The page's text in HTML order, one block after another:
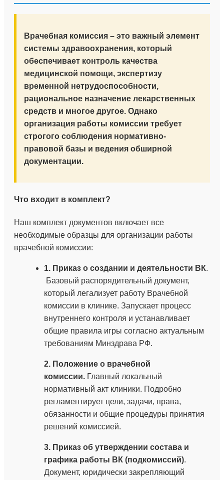
Врачебная комиссия – это важный элемент
системы здравоохранения, который
обеспечивает контроль качества
медицинской помощи, экспертизу
временной нетрудоспособности,
рациональное назначение лекарственных
средств и многое другое. Однако
организация работы комиссии требует
строгого соблюдения нормативно-
правовой базы и ведения обширной
документации.
Что входит в комплект?
Наш комплект документов включает все
необходимые образцы для организации работы
врачебной комиссии:
1. Приказ о создании и деятельности ВК.
Базовый распорядительный документ,
который легализует работу Врачебной
комиссии в клинике. Запускает процесс
внутреннего контроля и устанавливает
общие правила игры согласно актуальным
требованиям Минздрава РФ.
2. Положение о врачебной
комиссии. Главный локальный
нормативный акт клиники. Подробно
регламентирует цели, задачи, права,
обязанности и общие процедуры принятия
решений комиссией.
3. Приказ об утверждении состава и
графика работы ВК (подкомиссий).
Документ, юридически закрепляющий